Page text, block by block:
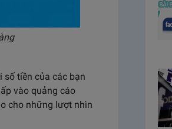
số tiền của các bạn
vào quảng cáo
cho những lượt nhìn